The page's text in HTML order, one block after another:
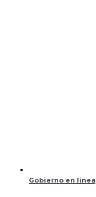
Gobierno en linea